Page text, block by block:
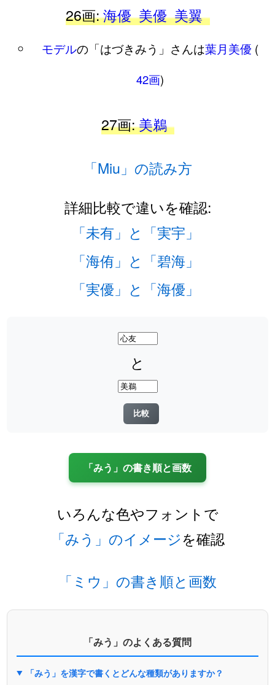
26画:海優 美優 美翼
モデルの「はづきみう」さんは葉月美優 (
42画)
27画:美鵜
「Miu」の読み方
詳細比較で違いを確認:
「未有」と「実宇」
「海侑」と「碧海」
「実優」と「海優」
と
「みう」の書き順と画数
いろんな色やフォントで
「みう」のイメージを確認
「ミウ」の書き順と画数
「みう」のよくある質問
「みう」を漢字で書くとどんな種類がありますか？